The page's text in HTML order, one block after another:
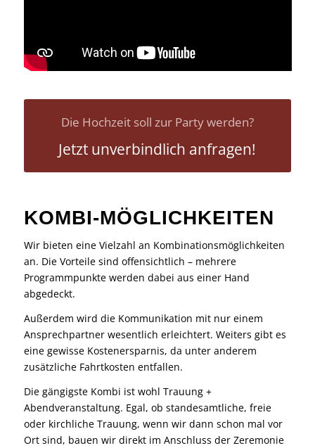
Die Hochzeit soll zur Party werden?
Jetzt unverbindlich anfragen!
KOMBI-MÖGLICHKEITEN
Wir bieten eine Vielzahl an Kombinationsmöglichkeiten
an. Die Vorteile sind offensichtlich – mehrere
Programmpunkte werden dabei aus einer Hand
abgedeckt.
Außerdem wird die Kommunikation mit nur einem
Ansprechpartner wesentlich erleichtert. Weiters gibt es
eine gewisse Kostenersparnis, da unter anderem
zusätzliche Fahrtkosten entfallen.
Die gängigste Kombi ist wohl Trauung +
Abendveranstaltung. Egal, ob standesamtliche, freie
oder kirchliche Trauung, wenn wir dann schon mal vor
Ort sind, bauen wir direkt im Anschluss der Zeremonie